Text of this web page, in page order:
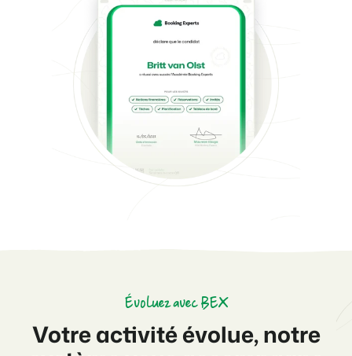
Évoluez avec BEX
Votre activité évolue, notre